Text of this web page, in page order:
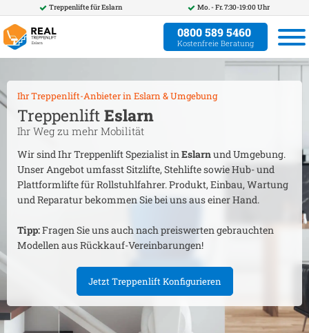
Treppenlifte fürEslarn Mo. - Fr. 7:30-19:00 Uhr
0800 589 5460
Kostenfreie Beratung
Ihr Treppenlift-Anbieter in Eslarn & Umgebung
Treppenlift Eslarn
Ihr Weg zu mehr Mobilität
Wir sind Ihr Treppenlift Spezialist inEslarnund Umgebung.
Unser Angebot umfasst Sitzlifte, Stehlifte sowie Hub- und
Plattformlifte für Rollstuhlfahrer. Produkt, Einbau, Wartung
und Reparatur bekommen Sie bei uns aus einer Hand.
Tipp:Fragen Sie uns auch nach preiswerten gebrauchten
Modellen aus Rückkauf-Vereinbarungen!
Jetzt Treppenlift Konfigurieren